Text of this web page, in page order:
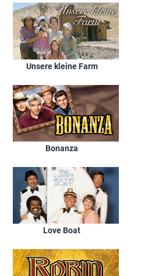
Unsere kleine Farm
Bonanza
Love Boat